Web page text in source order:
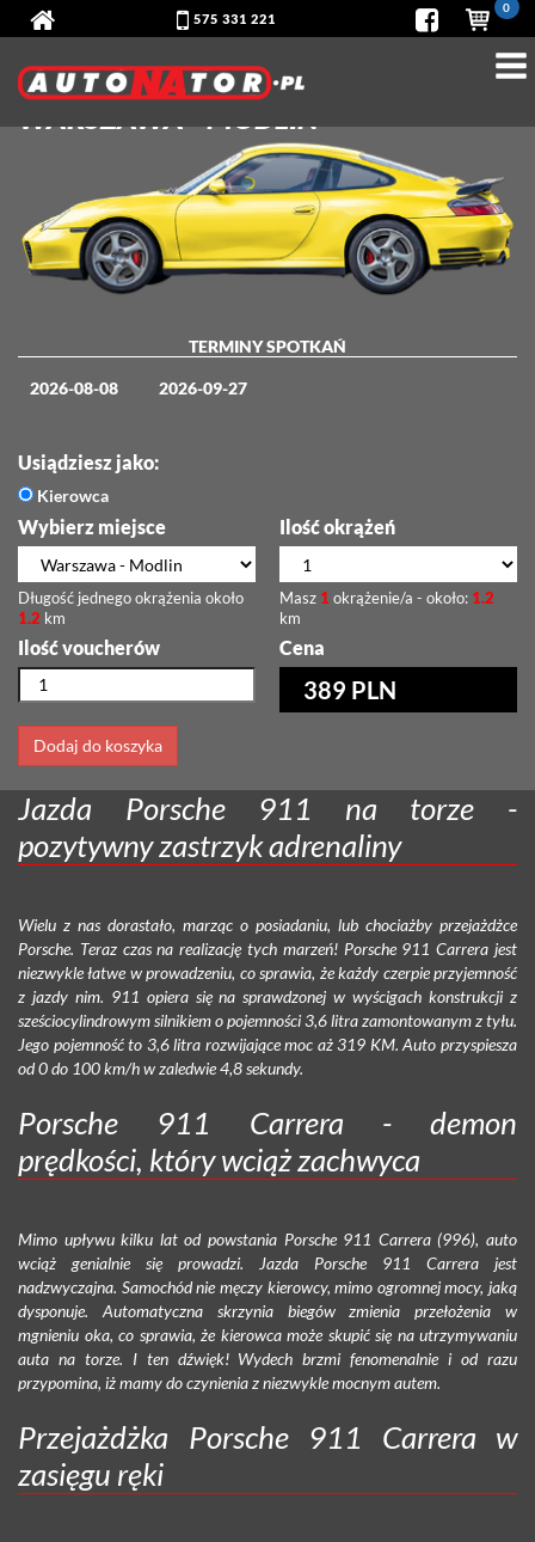
575 331 221
0
PORSCHE 911 CARRERA - TOR
WARSZAWA - MODLIN
TERMINY SPOTKAŃ
2026-08-08 2026-09-27
Usiądziesz jako:
Kierowca
Wybierz miejsce
Długość jednego okrążenia około
1.2 km
Ilość okrążeń
Masz 1 okrążenie/a - około: 1.2
km
Ilość voucherów Cena
389 PLN
Dodaj do koszyka
Jazda Porsche 911 na torze -
pozytywny zastrzyk adrenaliny
Wielu z nas dorastało, marząc o posiadaniu, lub chociażby przejażdżce
Porsche. Teraz czas na realizację tych marzeń! Porsche 911 Carrera jest
niezwykle łatwe w prowadzeniu, co sprawia, że każdy czerpie przyjemność
z jazdy nim. 911 opiera się na sprawdzonej w wyścigach konstrukcji z
sześciocylindrowym silnikiem o pojemności 3,6 litra zamontowanym z tyłu.
Jego pojemność to 3,6 litra rozwijające moc aż 319 KM. Auto przyspiesza
od 0 do 100 km/h w zaledwie 4,8 sekundy.
Porsche 911 Carrera - demon
prędkości, który wciąż zachwyca
Mimo upływu kilku lat od powstania Porsche 911 Carrera (996), auto
wciąż genialnie się prowadzi. Jazda Porsche 911 Carrera jest
nadzwyczajna. Samochód nie męczy kierowcy, mimo ogromnej mocy, jaką
dysponuje. Automatyczna skrzynia biegów zmienia przełożenia w
mgnieniu oka, co sprawia, że kierowca może skupić się na utrzymywaniu
auta na torze. I ten dźwięk! Wydech brzmi fenomenalnie i od razu
przypomina, iż mamy do czynienia z niezwykle mocnym autem.
Przejażdżka Porsche 911 Carrera w
zasięgu ręki